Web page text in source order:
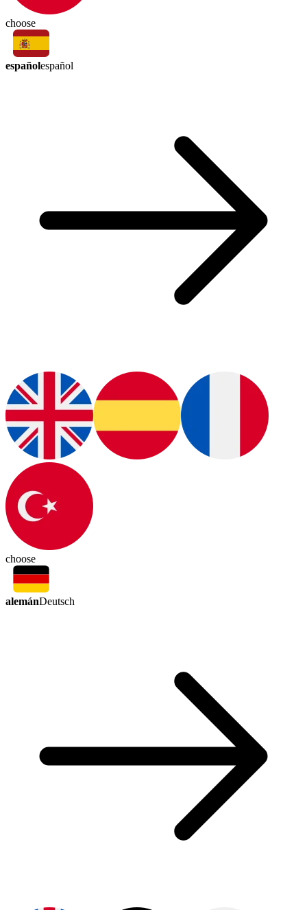
choose
españolespañol
choose
alemánDeutsch